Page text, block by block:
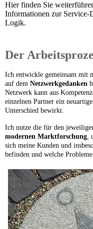
Hier finden Sie
Informationen zur Service-
Logik.
Der
Ich entwickle gemeinsam mit
auf dem Netzwerkgedanken
Netzwerk kann aus
einzelnen Partner ein
Unterschied bewirkt.
Ich nutze die für den
modernen Marktforschung,
sich meine Kunden und
befinden und welche